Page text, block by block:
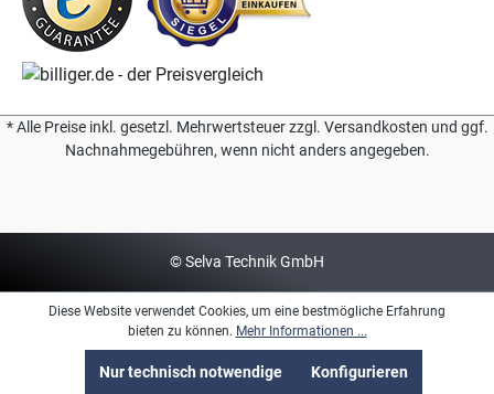
* Alle Preise inkl. gesetzl. Mehrwertsteuer zzgl. Versandkosten und ggf.
Nachnahmegebühren, wenn nicht anders angegeben.
© Selva Technik GmbH
Diese Website verwendet Cookies, um eine bestmögliche Erfahrung
bieten zu können. Mehr Informationen ...
Nur technisch notwendige Konfigurieren